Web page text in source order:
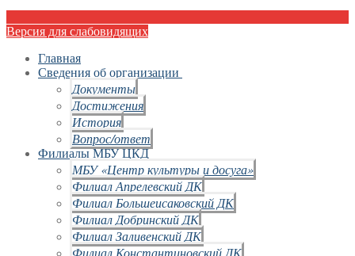
Версия для слабовидящих
Главная
Сведения об организации
Документы
Достижения
История
Вопрос/ответ
Филиалы МБУ ЦКД
МБУ «Центр культуры и досуга»
Филиал Апрелевский ДК
Филиал Большеисаковский ДК
Филиал Добринский ДК
Филиал Заливенский ДК